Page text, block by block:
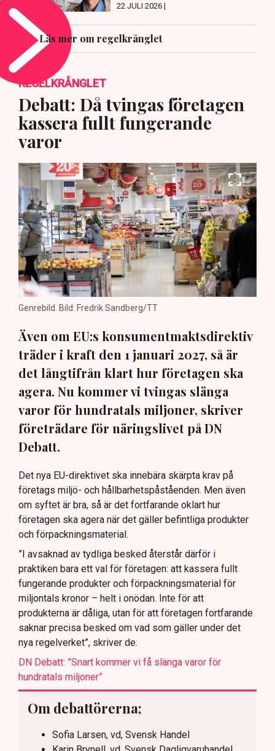
22 JULI 2026 |
Läs mer om regelkrånglet
REGELKRÅNGLET
Debatt: Då tvingas företagen
kassera fullt fungerande
varor
Genrebild. Bild: Fredrik Sandberg/TT
Även om EU:s konsumentmaktsdirektiv
träder i kraft den 1 januari 2027, så är
det långtifrån klart hur företagen ska
agera. Nu kommer vi tvingas slänga
varor för hundratals miljoner, skriver
företrädare för näringslivet på DN
Debatt.
Det nya EU-direktivet ska innebära skärpta krav på
företags miljö- och hållbarhetspåståenden. Men även
om syftet är bra, så är det fortfarande oklart hur
företagen ska agera när det gäller befintliga produkter
och förpackningsmaterial.
”I avsaknad av tydliga besked återstår därför i
praktiken bara ett val för företagen: att kassera fullt
fungerande produkter och förpackningsmaterial för
miljontals kronor – helt i onödan. Inte för att
produkterna är dåliga, utan för att företagen fortfarande
saknar precisa besked om vad som gäller under det
nya regelverket”, skriver de.
DN Debatt: ”Snart kommer vi få slänga varor för
hundratals miljoner”
Om debattörerna;
Sofia Larsen, vd, Svensk Handel